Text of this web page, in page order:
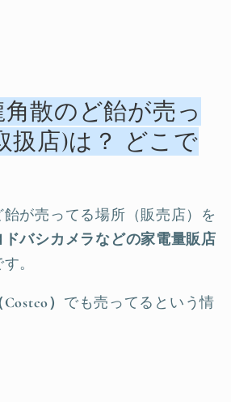
散のど飴が売っ
扱店)は？ どこで
が売ってる場所（販売店）を
ドバシカメラなどの家電量販店
。
） でも売ってるという情